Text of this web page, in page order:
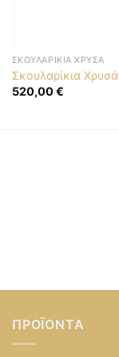
ΣΚΟΥΛΑΡΊΚΙΑ ΧΡΥΣΆ
Σκουλαρίκια Χρυσά
520,00€
ΠΡΟΪΌΝΤΑ